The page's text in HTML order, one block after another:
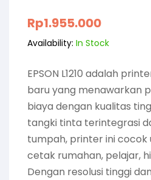
Rp1.955.000
Availability: In Stock
EPSON L1210 adalah
baru yang menawarkan
biaya dengan kualitas
tangki tinta terintegrasi
tumpah, printer ini cocok
cetak rumahan, pelajar,
Dengan resolusi tinggi